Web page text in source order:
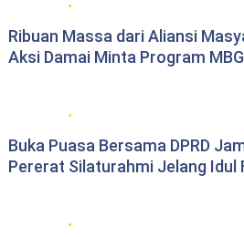
Ribuan Massa dari Aliansi
Aksi Damai Minta Program
Buka Puasa Bersama DPRD
Pererat Silaturahmi Jelang Idul